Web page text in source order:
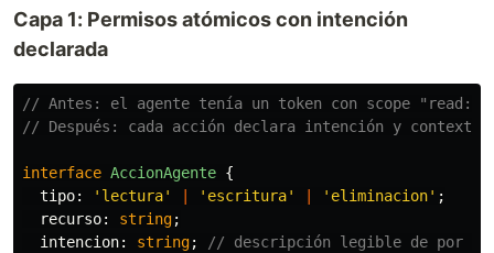
Capa 1: Permisos atómicos con intención
declarada
// Antes: el agente tenía un token con scope
// Después: cada acción declara intención y contexto
interface AccionAgente {
tipo: ' lectura' ' escritura' ' eliminacion' ;
recurso: string;
intencion: string;
// descripción legible de por